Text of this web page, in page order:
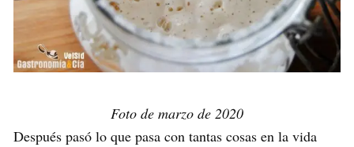
Foto de marzo de 2020
Después pasó lo que pasa con tantas cosas en la vida